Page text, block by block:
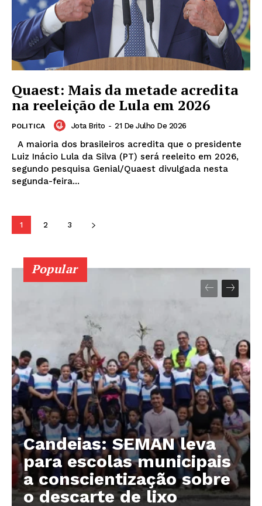
Quaest: Mais da metade acredita
na reeleição de Lula em 2026
POLITICA Jota Brito - 21 De Julho De 2026
Luiz Inácio Lula da Silva (PT) será reeleito em 2026,
segundo pesquisa Genial/Quaest divulgada nesta
segunda-feira...
1 2 3
Popular
Candeias: SEMAN leva
para escolas municipais
a conscientização sobre
o descarte de lixo